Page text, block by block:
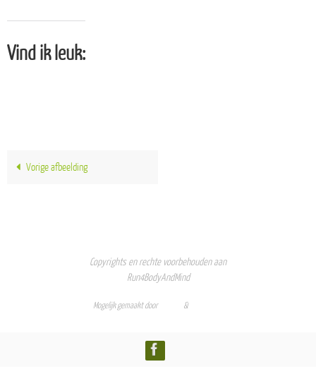
Vind ik leuk:
Vorige afbeelding
Copyrights en rechte voorbehouden aan
Run4BodyAndMind
Mogelijk gemaakt door &